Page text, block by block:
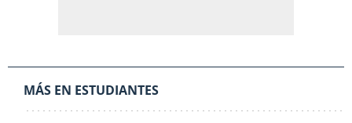
MÁS EN ESTUDIANTES